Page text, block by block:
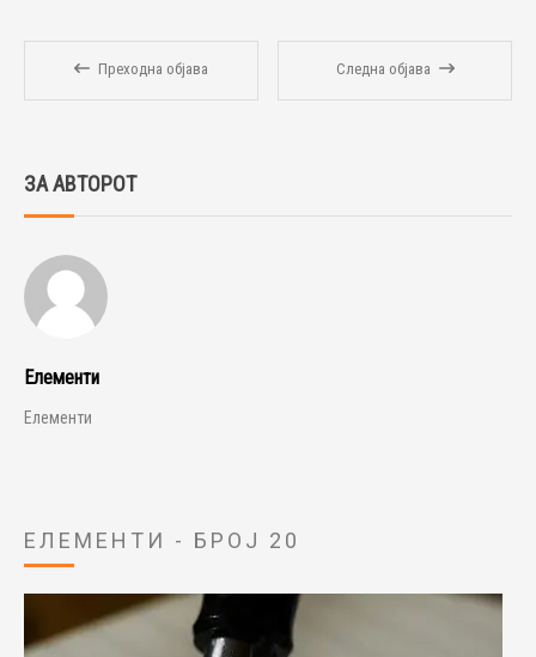
Преходна објава Следна објава
ЗА АВТОРОТ
Елементи
Елементи
ЕЛЕМЕНТИ - БРОЈ 20